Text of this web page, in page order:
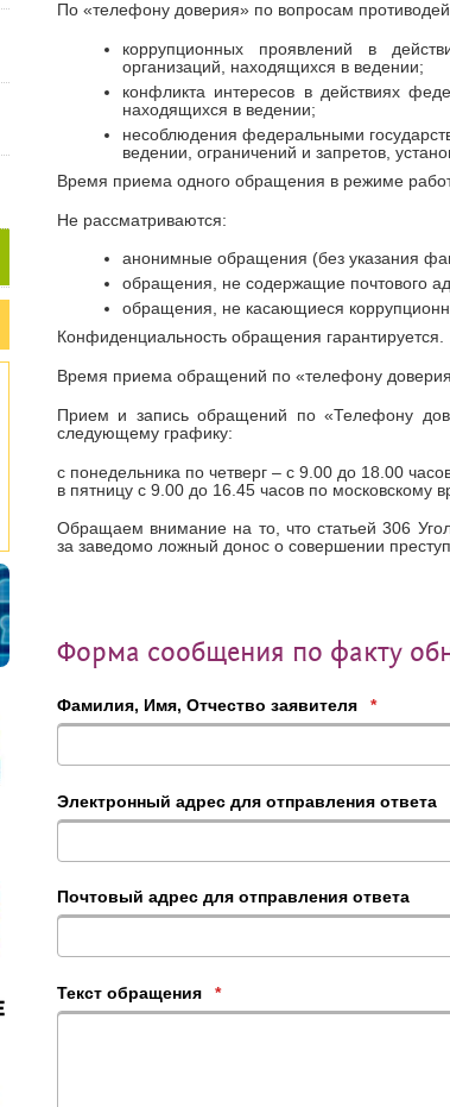
По «телефону доверия» по вопросам
коррупционных проявлений в
организаций, находящихся в ведении;
конфликта интересов в действиях
находящихся в ведении;
несоблюдения федеральными
ведении, ограничений и запретов,
Время приема одного обращения в режиме
Не рассматриваются:
анонимные обращения (без указания
обращения, не содержащие почтового
обращения, не касающиеся
Конфиденциальность обращения гарантируется.
Время приема обращений по «телефону
Прием и запись обращений по «Телефону
следующему графику:
с понедельника по четверг – с 9.00 до 18.00
в пятницу с 9.00 до 16.45 часов по московскому
Обращаем внимание на то, что статьей 306
за заведомо ложный донос о совершении
Форма сообщения по факту
Фамилия, Имя, Отчество заявителя *
Электронный адрес для отправления ответа
Почтовый адрес для отправления ответа
Текст обращения *